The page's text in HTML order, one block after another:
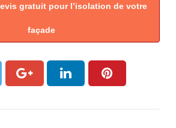
gratuit pour l’isolation de votre
façade